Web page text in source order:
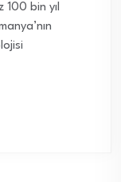
bin yıl